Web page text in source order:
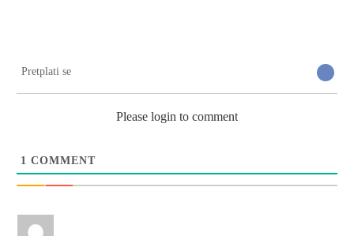
Pretplati se
Please login to comment
1 COMMENT